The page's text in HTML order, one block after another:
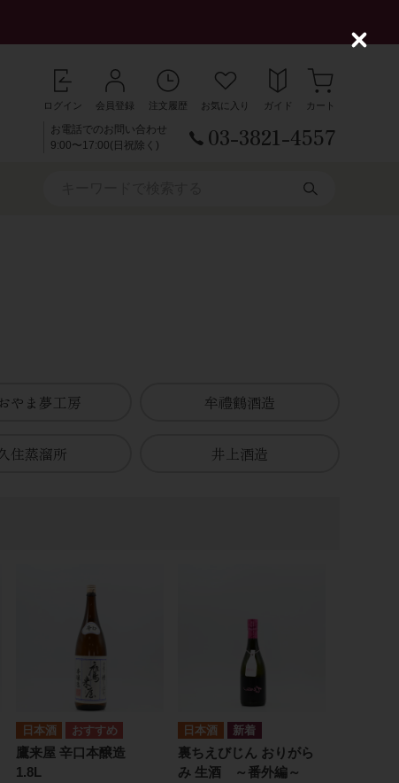
ログイン 会員登録 注文履歴 お気に入り ガイド カート
お電話でのお問い合わせ
9:00〜17:00(日祝除く)
03-3821-4557
やま夢工房 牟禮鶴酒造
住蒸溜所 井上酒造
日本酒
鷹来屋 辛口本醸造
1.8L
日本酒
裏ちえびじん おりがら
み 生酒 ～番外編～
C